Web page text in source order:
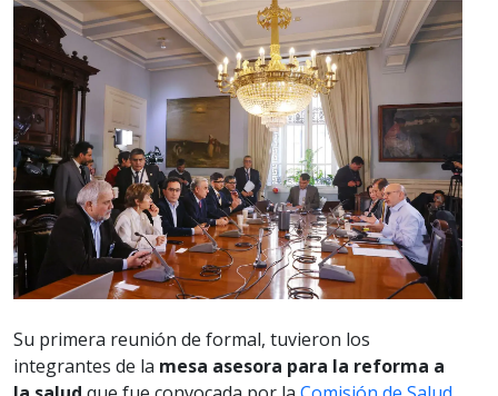
Su primera reunión de formal, tuvieron los
integrantes de la mesa asesora para la reforma a